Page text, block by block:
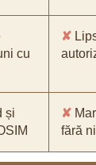
cu
✘
și
✘
fără